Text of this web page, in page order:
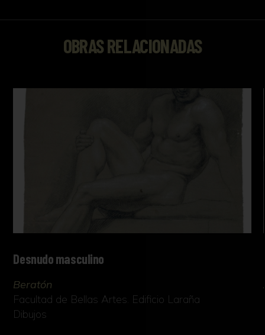
OBRAS RELACIONADAS
Desnudo masculino
Beratón
Facultad de Bellas Artes. Edificio Laraña
Dibujos